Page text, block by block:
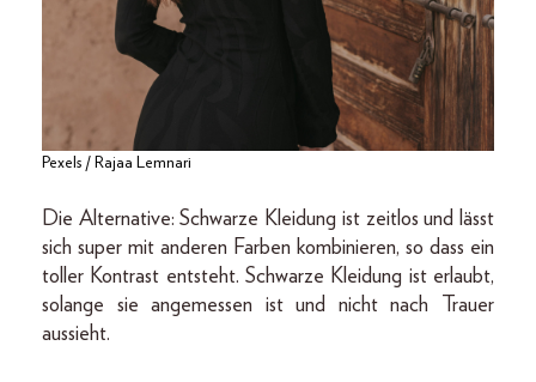
Pexels / Rajaa Lemnari
Die Alternative: Schwarze Kleidung ist zeitlos und lässt
sich super mit anderen Farben kombinieren, so dass ein
toller Kontrast entsteht. Schwarze Kleidung ist erlaubt,
solange sie angemessen ist und nicht nach Trauer
aussieht.